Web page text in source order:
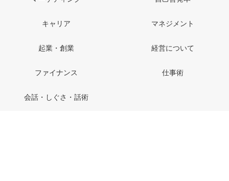
キャリア マネジメント
起業・創業 経営について
ファイナンス 仕事術
会話・しぐさ・話術